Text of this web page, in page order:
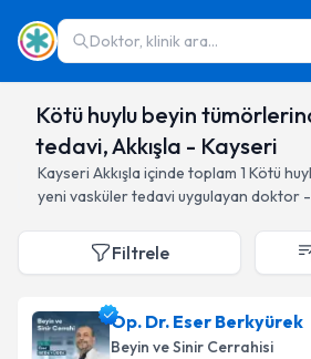
Doktor, klinik ara...
Kötü huylu beyin
tedavi, Akkışla - Kayseri
Kayseri Akkışla içinde toplam 1 Kötü
yeni vasküler tedavi uygulayan doktor -
Filtrele
Op. Dr. Eser Berkyürek
Beyin ve Sinir Cerrahisi